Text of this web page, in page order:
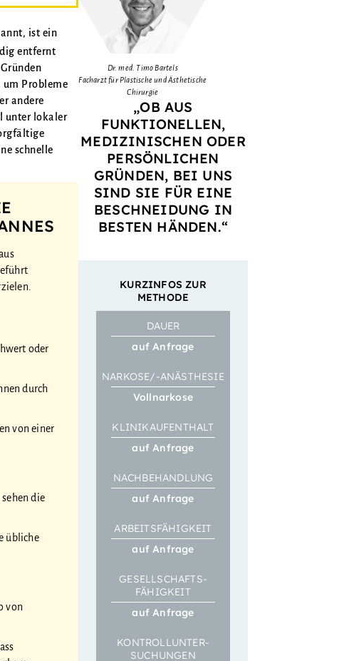
ist ein
entfernt
um Probleme
andere
unter lokaler
schnelle
oder
durch
von einer
die
übliche
von
Dr. med. Timo Bartels
Facharzt für Plastische und Ästhetische
Chirurgie
„OB AUS
FUNKTIONELLEN,
MEDIZINISCHEN ODER
PERSÖNLICHEN
GRÜNDEN, BEI UNS
SIND SIE FÜR EINE
BESCHNEIDUNG IN
BESTEN HÄNDEN.“
KURZINFOS ZUR
METHODE
DAUER
auf Anfrage
NARKOSE/-ANÄSTHESIE
Vollnarkose
KLINIK­­AUFENTHALT
auf Anfrage
NACH­BEHANDLUNG
auf Anfrage
ARBEITS­FÄHIGKEIT
auf Anfrage
GESELL­SCHAFTS­­
FÄHIGKEIT
auf Anfrage
KONTROLL­­UNTER­
SUCHUNGEN